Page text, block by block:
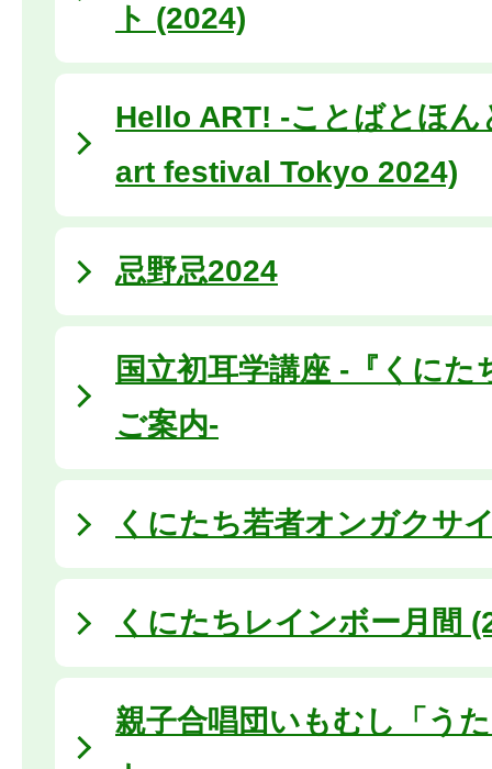
ト (2024)
Hello ART! -ことばとほ
art festival Tokyo 2024)
忌野忌2024
国立初耳学講座 -『くにた
ご案内-
くにたち若者オンガクサ
くにたちレインボー月間
親子合唱団いもむし「う